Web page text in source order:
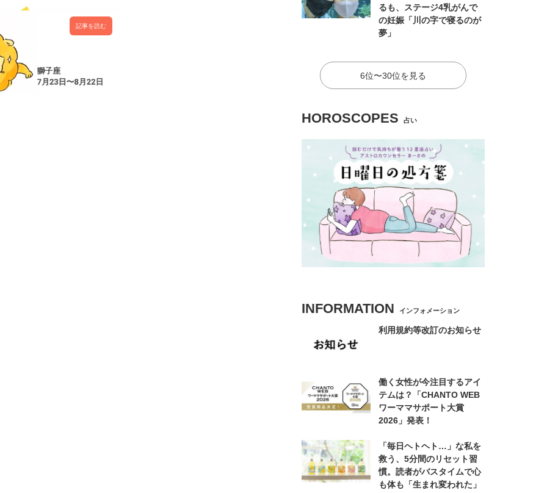
記事を読む
るも、ステージ4乳がんで
の妊娠「川の字で寝るのが
夢」
6位〜30位を見る
HOROSCOPES 占い
INFORMATION インフォメーション
利用規約等改訂のお知らせ
働く女性が今注目するアイ
テムは？「CHANTO WEB
ワーママサポート大賞
2026」発表！
「毎日ヘトヘト…」な私を
救う、5分間のリセット習
慣。読者がバスタイムで心
も体も「生まれ変われた」